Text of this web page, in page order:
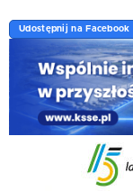
Udostępnij na Facebook